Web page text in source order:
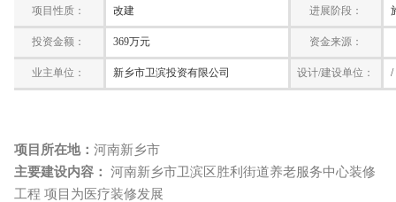
项目性质： 改建 进展阶段：
投资金额： 369万元 资金来源：
业主单位： 新乡市卫滨投资有限公司 设计/建设单位： /
项目所在地： 河南新乡市
主要建设内容：
河南新乡市卫滨区胜利街道养老服务中心装修
工程 项目为医疗装修发展